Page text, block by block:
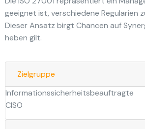
geeignet ist, verschiedene Regularien
Dieser Ansatz birgt Chancen auf
heben gilt.
Zielgruppe
Informationssicherheitsbeauftragte
CISO